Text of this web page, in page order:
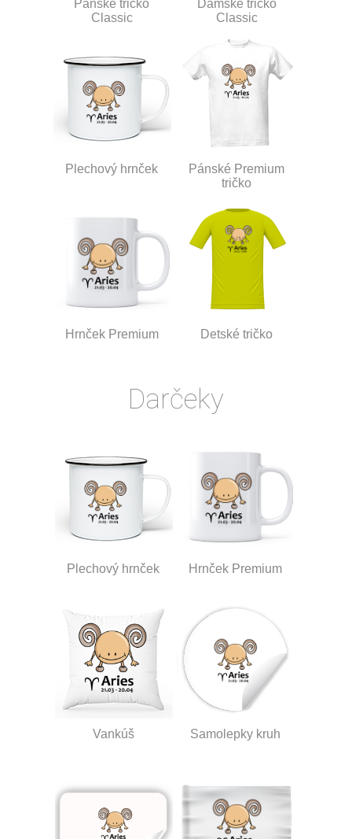
Pánske tričko
Classic
Dámske tričko
Classic
Plechový hrnček
Pánské Premium
tričko
Hrnček Premium Detské tričko
Darčeky
Plechový hrnček Hrnček Premium
Vankúš Samolepky kruh